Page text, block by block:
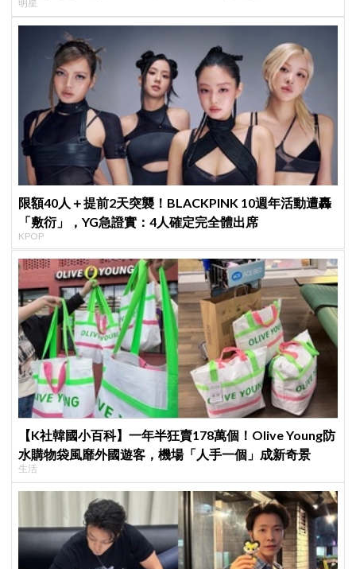
明星
限額40人＋提前2天突襲！BLACKPINK 10週年活動遭轟
「敷衍」，YG急證實：4人確定完全體出席
KPOP
【K社韓國小百科】一年半狂賣178萬個！Olive Young防
水購物袋風靡外國遊客，機場「人手一個」成新奇景
生活